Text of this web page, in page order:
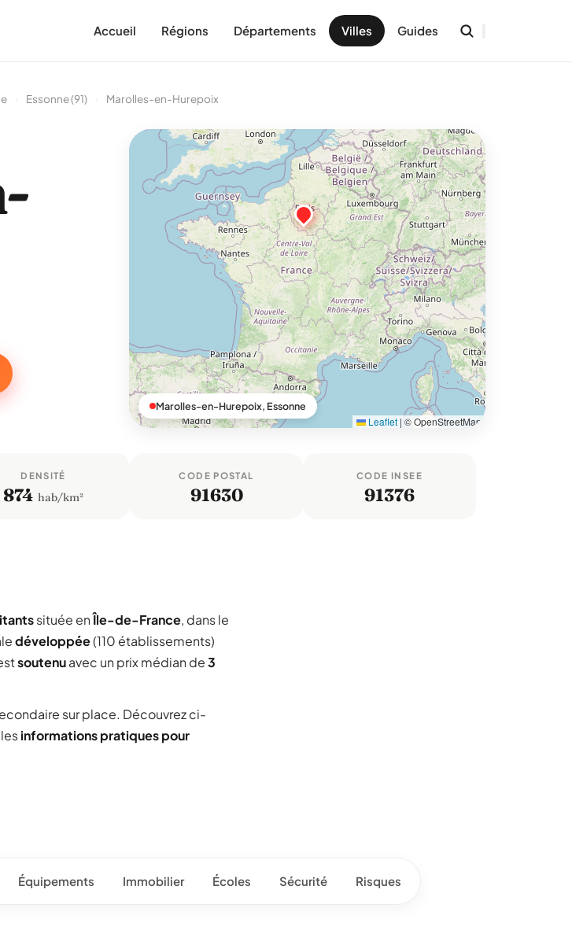
Accueil Régions Départements Villes Guides
Essonne (91) Marolles-en-Hurepoix
Leaflet | © OpenStreetMap
Marolles-en-Hurepoix, Essonne
DENSITÉ
874 hab/km²
CODE POSTAL
91630
CODE INSEE
91376
située enÎle-de-France, dans le
développée(110 établissements)
soutenuavec un prix médian de3
sur place. Découvrez ci-
informations pratiques pour
Équipements Immobilier Écoles Sécurité Risques